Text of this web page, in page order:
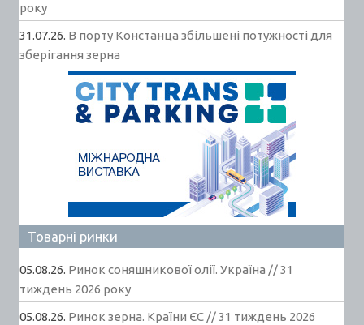
року
31.07.26. В порту Констанца збільшені потужності для
зберігання зерна
Товарні ринки
05.08.26. Ринок соняшникової олії. Україна // 31
тиждень 2026 року
05.08.26. Ринок зерна. Країни ЄС // 31 тиждень 2026